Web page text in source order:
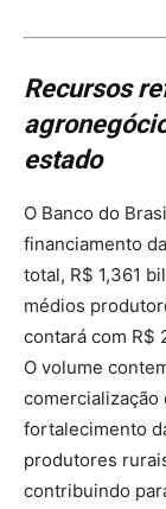
Recursos
estado
O Banco do
financiamento
total, R$ 1,361
médios
contará com R$
O volume
comercialização
fortalecimento
produtores
contribuindo